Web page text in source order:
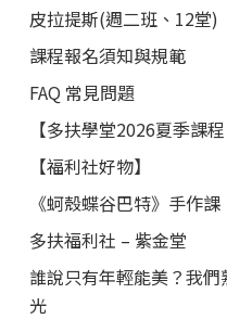
皮拉提斯(週二班、12堂)
課程報名須知與規範
FAQ 常見問題
【多扶學堂2026夏季課程
【福利社好物】
《蚵殼蝶谷巴特》手作課
多扶福利社 – 紫金堂
誰說只有年輕能美？我
光